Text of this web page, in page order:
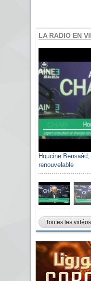
LA RADIO EN
Houcine
renouvelable
Toutes les vidéos